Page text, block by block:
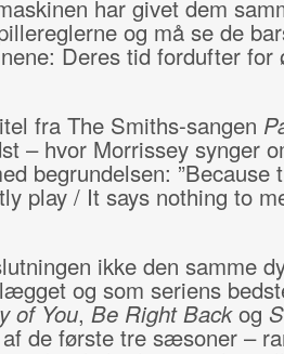
har givet dem
og må se de
Deres tid fordufter for
fra The Smiths-sangen
– hvor Morrissey synger
begrundelsen: ”Because
play / It says nothing to
ikke den samme
og som seriens
of You,Be Right Backog
de første tre sæsoner –